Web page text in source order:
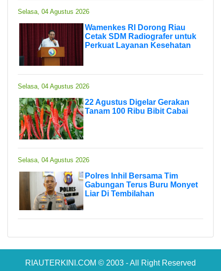
Selasa, 04 Agustus 2026
Wamenkes RI Dorong Riau
Cetak SDM Radiografer untuk
Perkuat Layanan Kesehatan
Selasa, 04 Agustus 2026
22 Agustus Digelar Gerakan
Tanam 100 Ribu Bibit Cabai
Selasa, 04 Agustus 2026
Polres Inhil Bersama Tim
Gabungan Terus Buru Monyet
Liar Di Tembilahan
RIAUTERKINI.COM © 2003 - All Right Reserved